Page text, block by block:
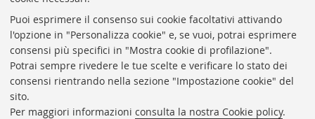
Puoi esprimere il consenso sui cookie facoltativi attivando
l'opzione in "Personalizza cookie" e, se vuoi, potrai esprimere
consensi più specifici in "Mostra cookie di profilazione".
Potrai sempre rivedere le tue scelte e verificare lo stato dei
consensi rientrando nella sezione "Impostazione cookie" del
sito.
Per maggiori informazioni consulta la nostra Cookie policy.
Responsabile scientifico: prof. Roberto Balzani
Coordinatrice gestionale: Maria Pia Torricelli
Archivio storico dell'Università di Bologna
Via Zamboni, 33 - 40126 Bologna (BO)